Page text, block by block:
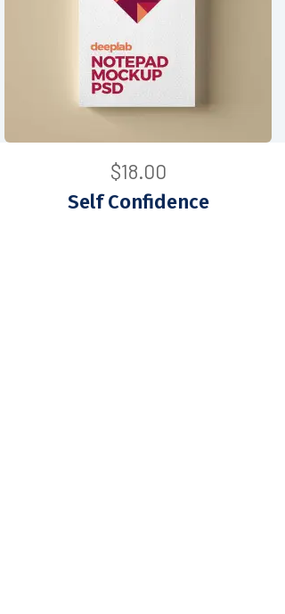
$18.00
Self Confidence